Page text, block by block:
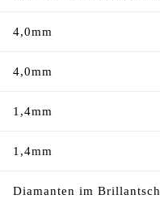
4,0mm
4,0mm
1,4mm
1,4mm
Diamanten im